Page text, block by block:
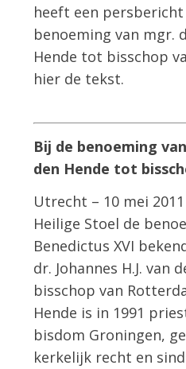
heeft een
benoeming van mgr.
Hende tot bisschop
hier de tekst.
Bij de benoeming
den Hende tot
Utrecht – 10 mei
Heilige Stoel de
Benedictus XVI
dr. Johannes H.J. van
bisschop van
Hende is in 1991
bisdom Groningen,
kerkelijk recht en